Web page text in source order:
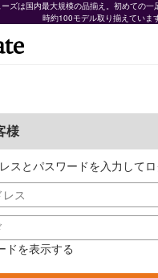
ズは国内最大規模の品揃え。初めての
時約100モデル取り揃えています
様
スとパスワードを入力してロ
ドを表示する